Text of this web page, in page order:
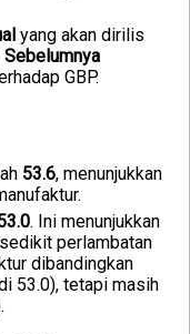
yang akan dirilis
Sebelumnya
GBP.
53.6, menunjukkan
. Ini menunjukkan
perlambatan
dibandingkan
53.0), tetapi masih